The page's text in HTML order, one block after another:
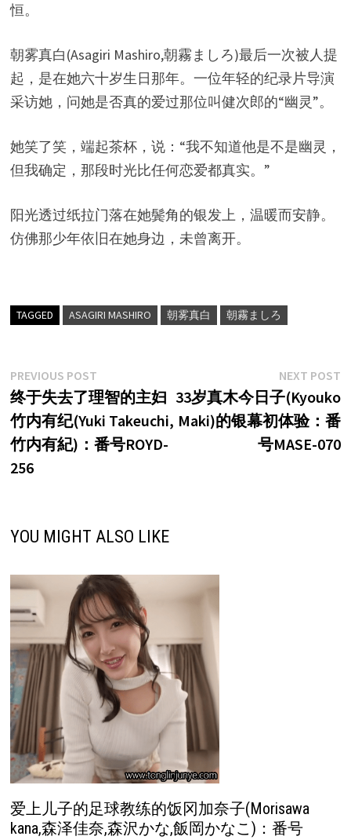
恒。
朝雾真白(Asagiri Mashiro,朝霧ましろ)最后一次被人提
起，是在她六十岁生日那年。一位年轻的纪录片导演
采访她，问她是否真的爱过那位叫健次郎的“幽灵”。
她笑了笑，端起茶杯，说：“我不知道他是不是幽灵，
但我确定，那段时光比任何恋爱都真实。”
阳光透过纸拉门落在她鬓角的银发上，温暖而安静。
仿佛那少年依旧在她身边，未曾离开。
TAGGED ASAGIRI MASHIRO 朝雾真白 朝霧ましろ
文
章
导
航
PREVIOUS POSTPrevious
post:
终于失去了理智的主妇
竹内有纪(Yuki Takeuchi,
竹内有紀)：番号ROYD-
256
NEXT POST
33岁真木今日子(Kyouko
Maki)的银幕初体验：番
号MASE-070
YOU MIGHT ALSO LIKE
爱上儿子的足球教练的饭冈加奈子(Morisawa
kana,森泽佳奈,森沢かな,飯岡かなこ)：番号